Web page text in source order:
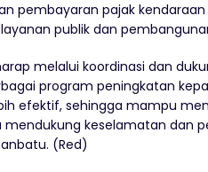
pembayaran pajak
publik dan
melalui koordinasi dan
program peningkatan
efektif, sehingga mampu
keselamatan dan
(Red)